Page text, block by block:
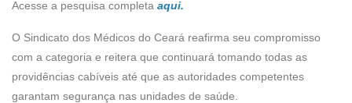
Acesse a pesquisa completa aqui.
O Sindicato dos Médicos do Ceará reafirma seu compromisso
com a categoria e reitera que continuará tomando todas as
providências cabíveis até que as autoridades competentes
garantam segurança nas unidades de saúde.